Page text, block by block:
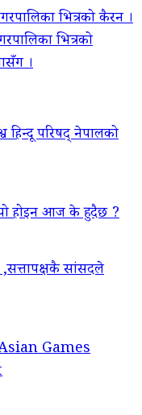
भित्रको कैरन ।
भित्रको
।
हिन्दू परिषद् नेपालको
होइन आज के हुदैछ ?
सांसदले
Games